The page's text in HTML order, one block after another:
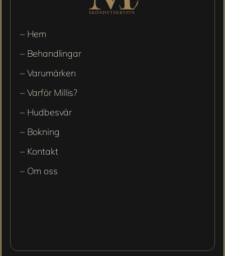
– Hem
– Behandlingar
– Varumärken
– Varför Millis?
– Hudbesvär
– Bokning
– Kontakt
– Om oss